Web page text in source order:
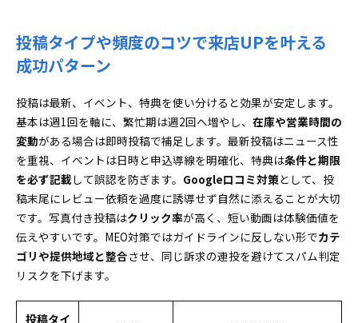
投稿タイプや頻度のコツで来店UPを叶える
成功パターン
投稿は最新、イベント、特典を使い分けると効果が安定します。
基本は週1回を軸に、繁忙期は週2回へ増やし、 在庫や営業時間の
変動がある場合は即時投稿で補足します。最新投稿はニュース性
を重視、イベントは日時と申込導線を明確化、特典は条件と期限
を必ず記載して誤認を防ぎます。 Google口コミ対策として、投
稿末尾にレビュー依頼を過度に誘導せず自然に添えることが大切
です。写真付き投稿はクリック率が高く、短い動画は体験価値を
伝えやすいです。MEO対策ではガイドラインに反しない形でカテ
ゴリや提供地域と整合させ、同じ訴求の連投を避けてスパム判定
リスクを下げます。
投稿タイ